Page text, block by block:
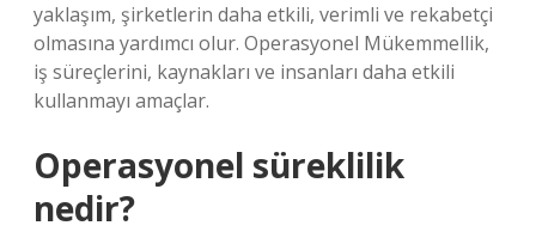
yaklaşım, şirketlerin daha etkili, verimli ve rekabetçi
olmasına yardımcı olur. Operasyonel Mükemmellik,
iş süreçlerini, kaynakları ve insanları daha etkili
kullanmayı amaçlar.
Operasyonel süreklilik
nedir?